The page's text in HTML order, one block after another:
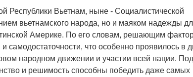
Республики Вьетнам, ныне - Социалистической
вьетнамского народа, но и маяком надежды
Америке. По его словам, решающим
самодостаточности, что особенно проявилось в
народном движении и участии всей нации. Под
и решимость способны победить даже самых